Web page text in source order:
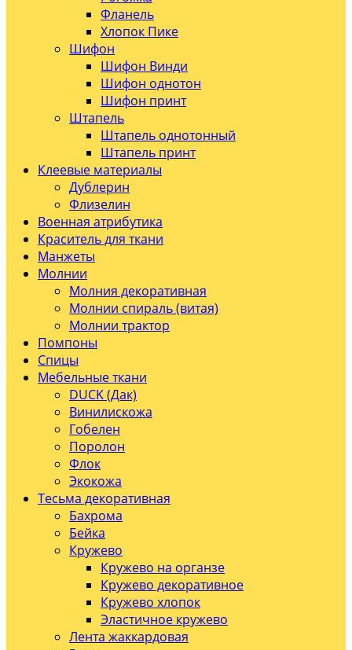
Фланель
Хлопок Пике
Шифон
Шифон Винди
Шифон однотон
Шифон принт
Штапель
Штапель однотонный
Штапель принт
Клеевые материалы
Дублерин
Флизелин
Военная атрибутика
Краситель для ткани
Манжеты
Молнии
Молния декоративная
Молнии спираль (витая)
Молнии трактор
Помпоны
Спицы
Мебельные ткани
DUCK (Дак)
Винилискожа
Гобелен
Поролон
Флок
Экокожа
Тесьма декоративная
Бахрома
Бейка
Кружево
Кружево на органзе
Кружево декоративное
Кружево хлопок
Эластичное кружево
Лента жаккардовая